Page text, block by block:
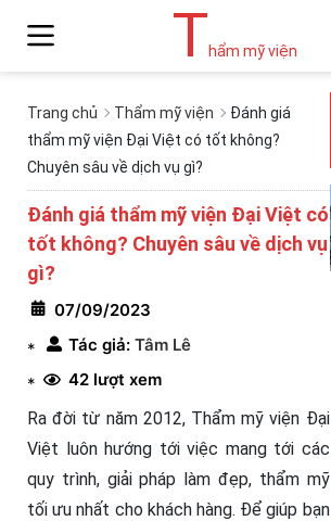
Thẩm mỹ viện
Trang chủ Thẩm mỹ viện
Đánh giá
thẩm mỹ viện Đại Việt có tốt không?
Chuyên sâu về dịch vụ gì?
Đánh giá thẩm mỹ viện Đại Việt có
tốt không? Chuyên sâu về dịch vụ
gì?
07/09/2023
*
Tác giả: Tâm Lê
*
42 lượt xem
Ra đời từ năm 2012, Thẩm mỹ viện Đại
Việt luôn hướng tới việc mang tới các
quy trình, giải pháp làm đẹp, thẩm mỹ
tối ưu nhất cho khách hàng. Để giúp bạn